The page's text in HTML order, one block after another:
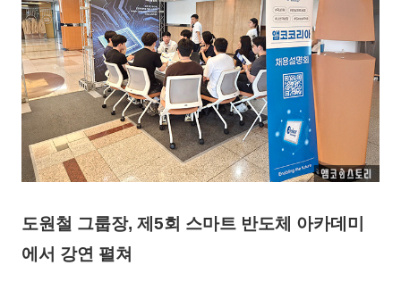
도원철 그룹장, 제5회 스마트 반도체 아카데미
에서 강연 펼쳐